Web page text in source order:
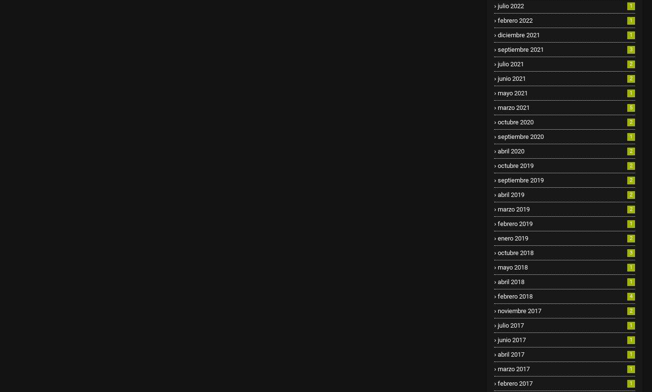
julio 2022 1
febrero 2022 1
diciembre 2021 1
septiembre 2021 3
julio 2021 2
junio 2021 2
mayo 2021 1
marzo 2021 5
octubre 2020 2
septiembre 2020 1
abril 2020 2
octubre 2019 2
septiembre 2019 2
abril 2019 2
marzo 2019 2
febrero 2019 1
enero 2019 2
octubre 2018 3
mayo 2018 1
abril 2018 1
febrero 2018 4
noviembre 2017 2
julio 2017 1
junio 2017 1
abril 2017 1
marzo 2017 1
febrero 2017 1